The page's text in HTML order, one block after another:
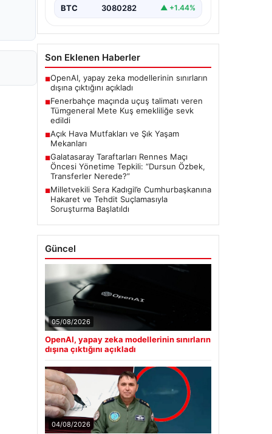
BTC 3080282 ▲ +1.44%
Son Eklenen Haberler
■OpenAI, yapay zeka modellerinin sınırların
dışına çıktığını açıkladı
■Fenerbahçe maçında uçuş talimatı veren
Tümgeneral Mete Kuş emekliliğe sevk
edildi
■Açık Hava Mutfakları ve Şık Yaşam
Mekanları
■Galatasaray Taraftarları Rennes Maçı
Öncesi Yönetime Tepkili: “Dursun Özbek,
Transferler Nerede?”
■Milletvekili Sera Kadıgil’e Cumhurbaşkanına
Hakaret ve Tehdit Suçlamasıyla
Soruşturma Başlatıldı
Güncel
05/08/2026
OpenAI, yapay zeka modellerinin sınırların
dışına çıktığını açıkladı
04/08/2026